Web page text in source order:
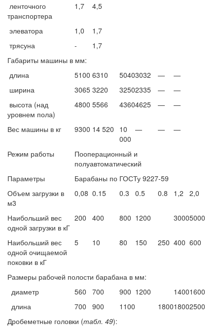
ленточного
транспортера
1,7 4,5
элеватора 1,0
1,7
трясуна
-
1,7
Габариты машины в мм:
длина
5100 6310 50403032 —
—
ширина
3065 3220 32502335 —
—
высота (над
уровнем пола)
4800 5566 43604625 — —
Вес машины в кг 9300 14 520
10
000
— — —
Режим работы
Пооперационный и
полуавтоматический
Параметры
Барабаны по ГОСТу 9227-59
Объем загрузки в
м3
0,08 0.15 0.3 0.5 0.8 1,2 2,0
Наибольший вес
одной загрузки в кГ
200 400 800 1200 30005000
Наибольший вес
одной очищаемой
поковки в кГ
5 10 80 150 250 400 600
Размеры рабочей полости барабана в мм:
диаметр
560 700 900 1200 14001600
длина
700 900 1100 180018002500
Дробеметные головки (табл. 49):